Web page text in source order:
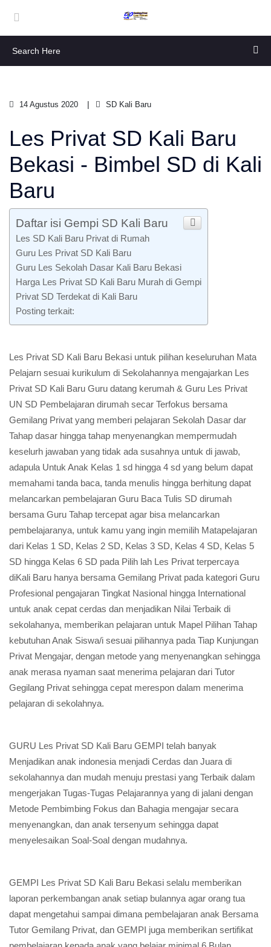
14 Agustus 2020 SD Kali Baru
Les Privat SD Kali Baru
Bekasi - Bimbel SD di Kali
Baru
Daftar isi Gempi SD Kali Baru
Les SD Kali Baru Privat di Rumah
Guru Les Privat SD Kali Baru
Guru Les Sekolah Dasar Kali Baru Bekasi
Harga Les Privat SD Kali Baru Murah di Gempi
Privat SD Terdekat di Kali Baru
Posting terkait:
Les Privat SD Kali Baru Bekasi untuk pilihan keseluruhan Mata
Pelajarn sesuai kurikulum di Sekolahannya mengajarkan Les
Privat SD Kali Baru Guru datang kerumah & Guru Les Privat
UN SD Pembelajaran dirumah secar Terfokus bersama
Gemilang Privat yang memberi pelajaran Sekolah Dasar dar
Tahap dasar hingga tahap menyenangkan mempermudah
keselurh jawaban yang tidak ada susahnya untuk di jawab,
adapula Untuk Anak Kelas 1 sd hingga 4 sd yang belum dapat
memahami tanda baca, tanda menulis hingga berhitung dapat
melancarkan pembelajaran Guru Baca Tulis SD dirumah
bersama Guru Tahap tercepat agar bisa melancarkan
pembelajaranya, untuk kamu yang ingin memilih Matapelajaran
dari Kelas 1 SD, Kelas 2 SD, Kelas 3 SD, Kelas 4 SD, Kelas 5
SD hingga Kelas 6 SD pada Pilih lah Les Privat terpercaya
diKali Baru hanya bersama Gemilang Privat pada kategori Guru
Profesional pengajaran Tingkat Nasional hingga International
untuk anak cepat cerdas dan menjadikan Nilai Terbaik di
sekolahanya, memberikan pelajaran untuk Mapel Pilihan Tahap
kebutuhan Anak Siswa/i sesuai pilihannya pada Tiap Kunjungan
Privat Mengajar, dengan metode yang menyenangkan sehingga
anak merasa nyaman saat menerima pelajaran dari Tutor
Gegilang Privat sehingga cepat merespon dalam menerima
pelajaran di sekolahnya.
GURU Les Privat SD Kali Baru GEMPI telah banyak
Menjadikan anak indonesia menjadi Cerdas dan Juara di
sekolahannya dan mudah menuju prestasi yang Terbaik dalam
mengerjakan Tugas-Tugas Pelajarannya yang di jalani dengan
Metode Pembimbing Fokus dan Bahagia mengajar secara
menyenangkan, dan anak tersenyum sehingga dapat
menyelesaikan Soal-Soal dengan mudahnya.
GEMPI Les Privat SD Kali Baru Bekasi selalu memberikan
laporan perkembangan anak setiap bulannya agar orang tua
dapat mengetahui sampai dimana pembelajaran anak Bersama
Tutor Gemilang Privat, dan GEMPI juga memberikan sertifikat